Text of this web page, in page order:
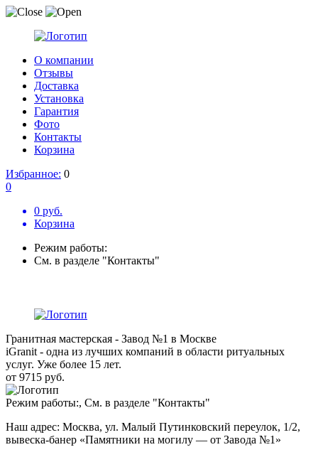
О компании
Отзывы
Доставка
Установка
Гарантия
Фото
Контакты
Корзина
Избранное: 0
0
0 руб.
Корзина
Режим работы:
См. в разделе "Контакты"
Гранитная мастерская - Завод №1 в Москве
iGranit - одна из лучших компаний в области ритуальных
услуг. Уже более 15 лет.
от 9715 руб.
Режим работы:, См. в разделе "Контакты"
Наш адрес: Москва, ул. Малый Путинковский переулок, 1/2,
вывеска-банер «Памятники на могилу — от Завода №1»